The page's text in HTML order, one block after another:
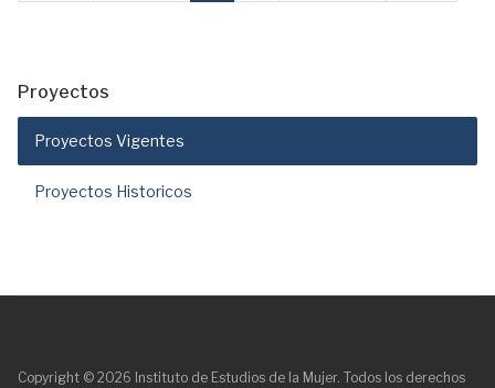
Proyectos
Proyectos Vigentes
Proyectos Historicos
Copyright © 2026 Instituto de Estudios de la Mujer. Todos los derechos